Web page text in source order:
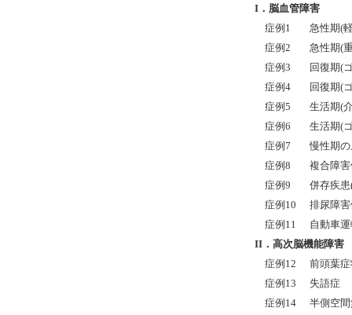
I．脳血管障害
症例1
急性期(
症例2
急性期(
症例3
回復期(
症例4
回復期(
症例5
生活期(
症例6
生活期(
症例7
慢性期
症例8
複合障
症例9
併存疾
症例10
排尿障
症例11
自動車
II．高次脳機能障害
症例12
前頭葉
症例13
失語症
症例14
半側空